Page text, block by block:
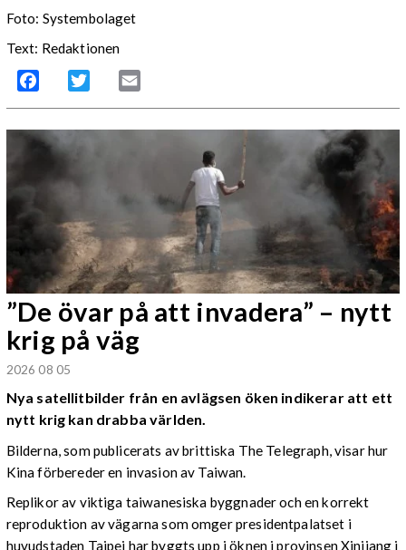
Foto: Systembolaget
Text: Redaktionen
Facebook Twitter
”De övar på att invadera” – nytt
krig på väg
2026 08 05
Nya satellitbilder från en avlägsen öken indikerar att ett
nytt krig kan drabba världen.
Bilderna, som publicerats av brittiska The Telegraph, visar hur
Kina förbereder en invasion av Taiwan.
Replikor av viktiga taiwanesiska byggnader och en korrekt
reproduktion av vägarna som omger presidentpalatset i
huvudstaden Taipei har byggts upp i öknen i provinsen Xinjiang i